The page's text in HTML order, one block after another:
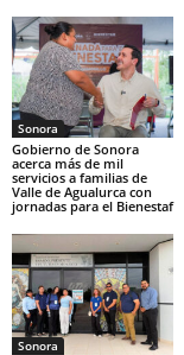
Sonora
Gobierno de Sonora
acerca más de mil
servicios a familias de
Valle de Agualurca con
jornadas para el Bienestaf
Sonora